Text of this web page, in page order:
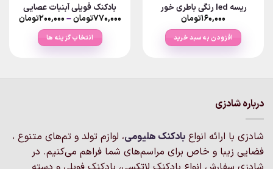
ریسه led رنگی باطری خور
۱۶۰,۰۰۰تومان
افزودن به سبد خرید
بادکنک فویلی آبنبات عصایی
۷۷۰,۰۰۰تومان–۲۰۰,۰۰۰تومان
انتخاب گزینه ها
گزینه
ها
درباره شادزی
شادزی با ارائه انواع بادکنک‌ هلیومی، لوازم تولد و تم‌های متنوع ،
فضایی زیبا و خاص برای مراسم‌های شما فراهم می‌کنیم. در